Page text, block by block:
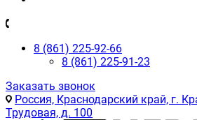
8 (861) 225-92-66
8 (861) 225-91-23
Заказать звонок
Россия, Краснодарский край, г.
Трудовая, д. 100